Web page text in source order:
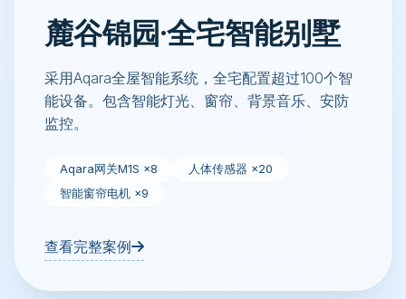
麓谷锦园·全宅智能别墅
采用Aqara全屋智能系统，全宅配置超过100个智
能设备。包含智能灯光、窗帘、背景音乐、安防
监控。
Aqara网关M1S ×8
人体传感器 ×20
智能窗帘电机 ×9
查看完整案例